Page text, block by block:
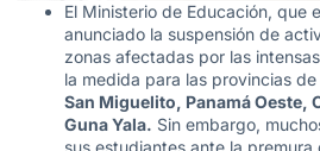
El Ministerio de Educación, que
anunciado la suspensión de
zonas afectadas por las
la medida para las provincias de
San Miguelito, Panamá Oeste,
Guna Yala. Sin embargo,